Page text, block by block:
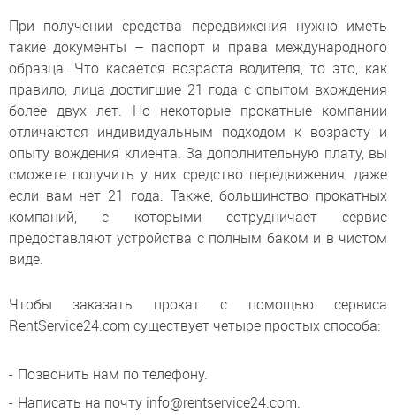
При получении средства передвижения нужно иметь
такие документы – паспорт и права международного
образца. Что касается возраста водителя, то это, как
правило, лица достигшие 21 года с опытом вхождения
более двух лет. Но некоторые прокатные компании
отличаются индивидуальным подходом к возрасту и
опыту вождения клиента. За дополнительную плату, вы
сможете получить у них средство передвижения, даже
если вам нет 21 года. Также, большинство прокатных
компаний, с которыми сотрудничает сервис
предоставляют устройства с полным баком и в чистом
виде.
Чтобы заказать прокат с помощью сервиса
RentService24.com существует четыре простых способа:
Позвонить нам по телефону.
Написать на почту info@rentservice24.com.